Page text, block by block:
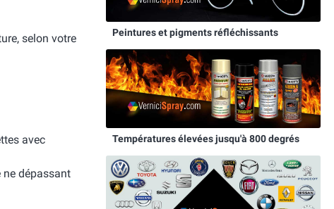
selon votre
avec
ne dépassant
Peintures et pigments réfléchissants
Températures élevées jusqu'à 800 degrés